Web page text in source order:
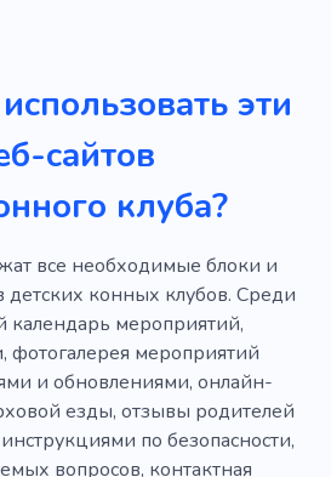
эти
сайтов
клуба?
все необходимые блоки и
детских конных клубов. Среди
календарь мероприятий,
фотогалерея мероприятий
и обновлениями, онлайн-
езды, отзывы родителей
по безопасности,
вопросов, контактная